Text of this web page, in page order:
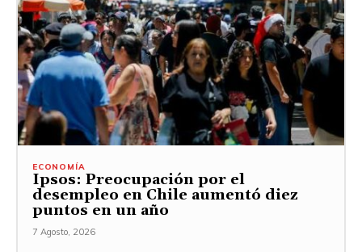
ECONOMÍA
Ipsos: Preocupación por el
desempleo en Chile aumentó diez
puntos en un año
7 Agosto, 2026